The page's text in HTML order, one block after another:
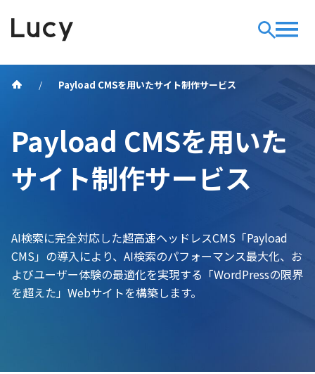
Payload CMSを用いたサイト制作サービス
Payload CMSを用いた
サイト制作サービス
AI検索に完全対応した超高速ヘッドレスCMS「Payload
CMS」の導入により、AI検索のパフォーマンス最大化、お
よびユーザー体験の最適化を実現する「WordPressの限界
を超えた」Webサイトを構築します。